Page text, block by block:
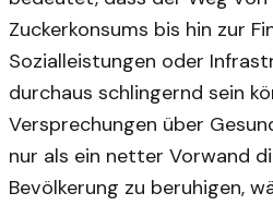
Zuckerkonsums bis hin zur
Sozialleistungen oder
durchaus schlingernd sein
Versprechungen über
nur als ein netter Vorwand
Bevölkerung zu beruhigen,